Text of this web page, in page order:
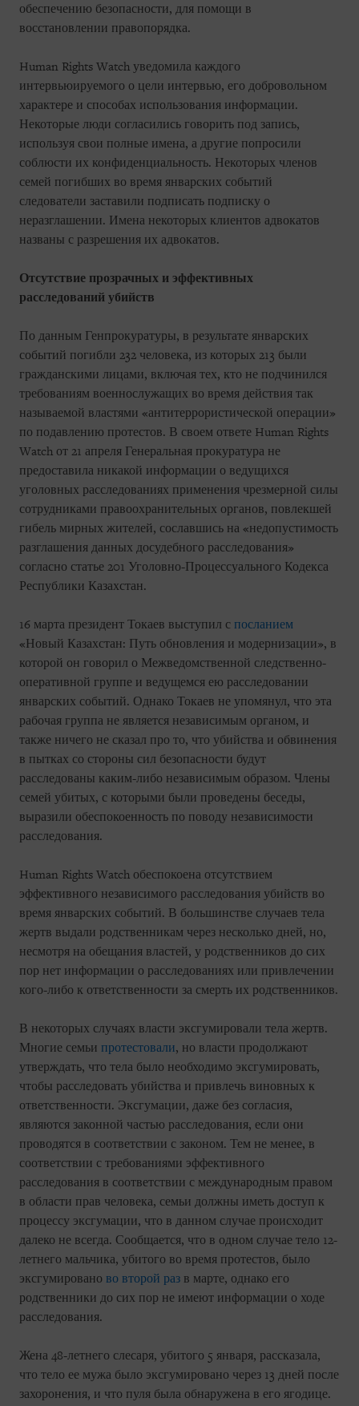
обеспечению безопасности, для помощи в
восстановлении правопорядка.
Human Rights Watch уведомила каждого
интервьюируемого о цели интервью, его добровольном
характере и способах использования информации.
Некоторые люди согласились говорить под запись,
используя свои полные имена, а другие попросили
соблюсти их конфиденциальность. Некоторых членов
семей погибших во время январских событий
следователи заставили подписать подписку о
неразглашении. Имена некоторых клиентов адвокатов
названы с разрешения их адвокатов.
Отсутствие прозрачных и эффективных
расследований убийств
По данным Генпрокуратуры, в результате январских
событий погибли 232 человека, из которых 213 были
гражданскими лицами, включая тех, кто не подчинился
требованиям военнослужащих во время действия так
называемой властями «антитеррористической операции»
по подавлению протестов. В своем ответе Human Rights
Watch от 21 апреля Генеральная прокуратура не
предоставила никакой информации о ведущихся
уголовных расследованиях применения чрезмерной силы
сотрудниками правоохранительных органов, повлекшей
гибель мирных жителей, сославшись на «недопустимость
разглашения данных досудебного расследования»
согласно статье 201 Уголовно-Процессуального Кодекса
Республики Казахстан.
16 марта президент Токаев выступил с посланием
«Новый Казахстан: Путь обновления и модернизации», в
которой он говорил о Межведомственной следственно-
оперативной группе и ведущемся ею расследовании
январских событий. Однако Токаев не упомянул, что эта
рабочая группа не является независимым органом, и
также ничего не сказал про то, что убийства и обвинения
в пытках со стороны сил безопасности будут
расследованы каким-либо независимым образом. Члены
семей убитых, с которыми были проведены беседы,
выразили обеспокоенность по поводу независимости
расследования.
Human Rights Watch обеспокоена отсутствием
эффективного независимого расследования убийств во
время январских событий. В большинстве случаев тела
жертв выдали родственникам через несколько дней, но,
несмотря на обещания властей, у родственников до сих
пор нет информации о расследованиях или привлечении
кого-либо к ответственности за смерть их родственников.
В некоторых случаях власти эксгумировали тела жертв.
Многие семьи протестовали, но власти продолжают
утверждать, что тела было необходимо эксгумировать,
чтобы расследовать убийства и привлечь виновных к
ответственности. Эксгумации, даже без согласия,
являются законной частью расследования, если они
проводятся в соответствии с законом. Тем не менее, в
соответствии с требованиями эффективного
расследования в соответствии с международным правом
в области прав человека, семьи должны иметь доступ к
процессу эксгумации, что в данном случае происходит
далеко не всегда. Сообщается, что в одном случае тело 12-
летнего мальчика, убитого во время протестов, было
эксгумировано во второй раз в марте, однако его
родственники до сих пор не имеют информации о ходе
расследования.
Жена 48-летнего слесаря, убитого 5 января, рассказала,
что тело ее мужа было эксгумировано через 13 дней после
захоронения, и что пуля была обнаружена в его ягодице.